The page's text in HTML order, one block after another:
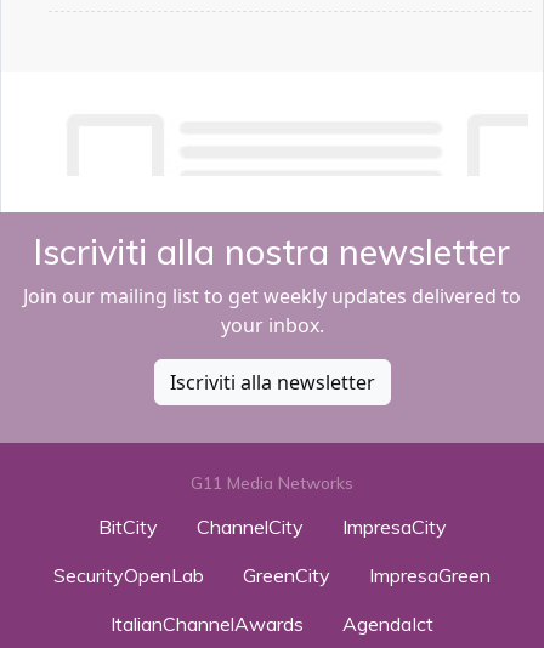
Iscriviti alla nostra newsletter
Join our mailing list to get weekly updates delivered to
your inbox.
Iscriviti alla newsletter
G11 Media Networks
BitCity ChannelCity
ImpresaCity
SecurityOpenLab
GreenCity
ImpresaGreen
ItalianChannelAwards
AgendaIct